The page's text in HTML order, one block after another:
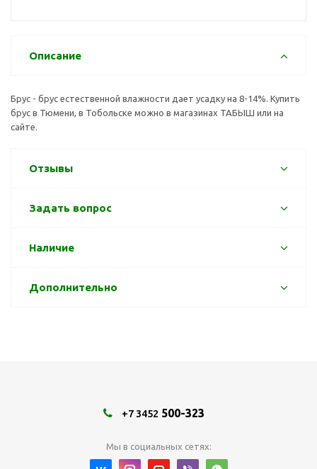
Описание
Брус - брус естественной влажности дает усадку на 8-14%. Купить
брус в Тюмени, в Тобольске можно в магазинах ТАБЫШ или на
сайте.
Отзывы
Задать вопрос
Наличие
Дополнительно
+7 3452 500-323
Мы в социальных сетях: